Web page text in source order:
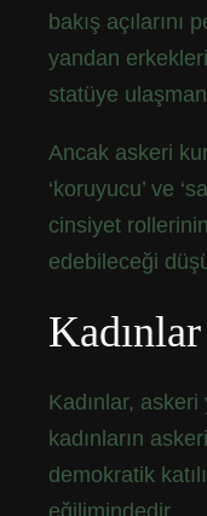
bakış
yandan
statüye
Ancak askeri
‘koruyucu’ ve
cinsiyet
edebileceği
Kadınlar, askeri
kadınların
demokratik
eğilimindedir.